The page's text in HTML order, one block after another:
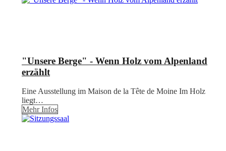
"Unsere Berge" - Wenn Holz vom Alpenland
erzählt
Eine Ausstellung im Maison de la Tête de Moine Im Holz
liegt…
Mehr Infos